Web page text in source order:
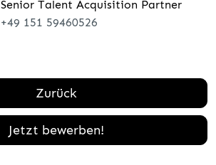
Senior Talent Acquisition Partner
+49 151 59460526
Zurück
Jetzt bewerben!